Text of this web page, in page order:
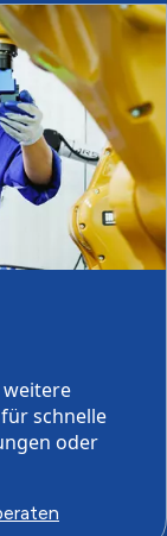
weitere
schnelle
oder